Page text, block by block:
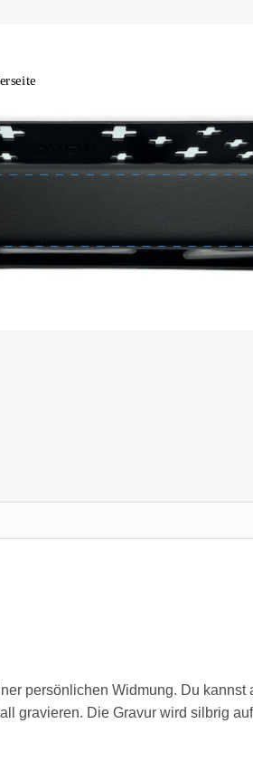
persönlichen Widmung. Du kannst
gravieren. Die Gravur wird silbrig